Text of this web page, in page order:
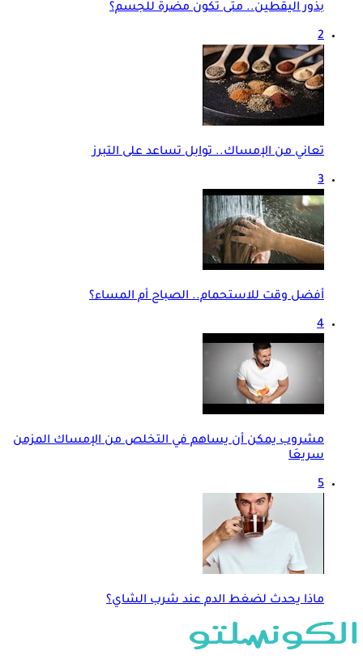
بذور اليقطين.. متى تكون مضرة للجسم؟
2
تعاني من الإمساك.. توابل تساعد على التبرز
3
أفضل وقت للاستحمام.. الصباح أم المساء؟
4
مشروب يمكن أن يساهم في التخلص من الإمساك المزمن
سريعَا
5
ماذا يحدث لضغط الدم عند شرب الشاي؟